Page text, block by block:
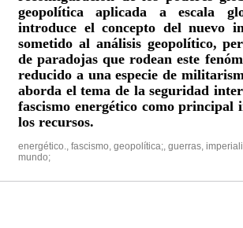
geopolítica aplicada a escala
introduce el concepto del nuevo
sometido al análisis geopolítico,
de paradojas que rodean este
reducido a una especie de
aborda el tema de la seguridad
fascismo energético como principal
los recursos.
energético. fascismo geopolítica; guerras
mundo;